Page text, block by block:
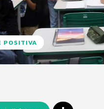
POSITIVA